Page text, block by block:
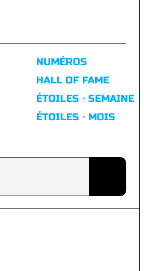
NUMÉROS
HALL OF FAME
ÉTOILES · SEMAINE
ÉTOILES · MOIS